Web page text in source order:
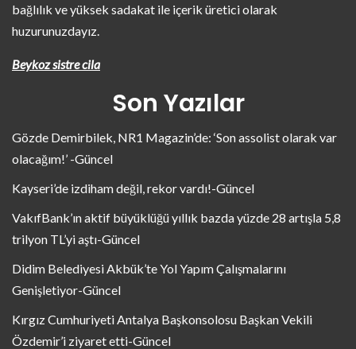
bağlılık ve yüksek sadakat ile içerik üretici olarak
huzurunuzdayız.
Beykoz sistre cila
Son Yazılar
Gözde Demirbilek, NR1 Magazin’de: ‘Son assolist olarak var
olacağım!’ -Güncel
Kayseri’de izdiham değil, rekor vardı!-Güncel
VakıfBank’ın aktif büyüklüğü yıllık bazda yüzde 28 artışla 5,8
trilyon TL’yi aştı-Güncel
Didim Belediyesi Akbük’te Yol Yapım Çalışmalarını
Genişletiyor-Güncel
Kırgız Cumhuriyeti Antalya Başkonsolosu Başkan Vekili
Özdemir’i ziyaret etti-Güncel